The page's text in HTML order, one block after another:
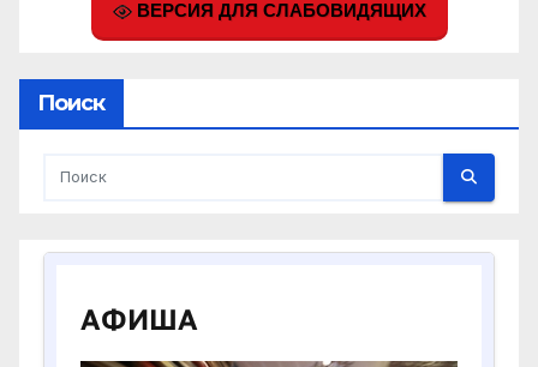
ВЕРСИЯ ДЛЯ СЛАБОВИДЯЩИХ
Поиск